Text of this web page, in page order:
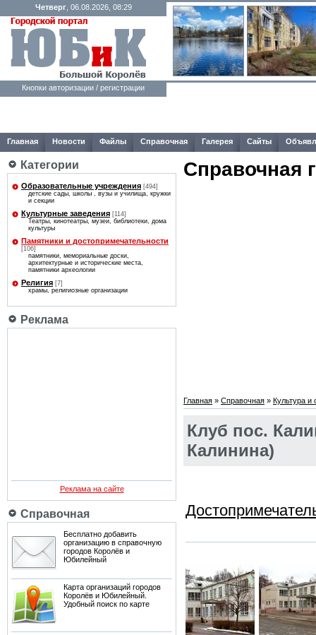
Четверг, 06.08.2026, 08:29
Кнопки авторизации / регистрации
Главная Новости Файлы Справочная Галерея Сайты
Категории
Образовательные учреждения [494]
детские сады, школы , вузы и училища, кружки
и секции
Культурные заведения [114]
Театры, кинотеатры, музеи, библиотеки, дома
культуры
Памятники и достопримечательности
[106]
памятники, мемориальные доски,
архитектурные и исторические места,
памятники археологии
Религия [7]
храмы, религиозные организации
Реклама
Реклама на сайте
Справочная
Бесплатно добавить
организацию в справочную
городов Королёв и
Юбилейный
Карта организаций городов
Королёв и Юбилейный.
Удобный поиск по карте
Справочная
Главная » Справочная » Культура и
Клуб пос.
Калинина)